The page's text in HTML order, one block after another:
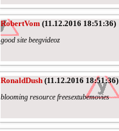
RobertVom (11.12.2016 18:51:36)
good site beegvideoz
RonaldDush (11.12.2016 18:51:36)
blooming resource freesextubemovies